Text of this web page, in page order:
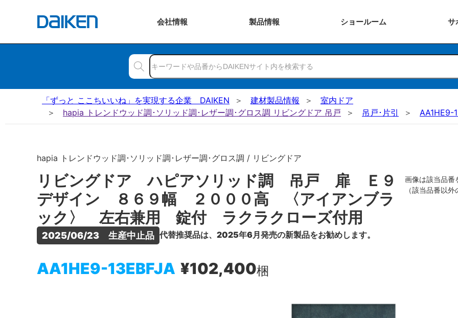
会社情報 製品情報 ショールーム サ
「ずっと ここちいいね」を実現する企業 DAIKEN 建材製品情報
室内ドア
hapia トレンドウッド調･ソリッド調･レザー調･グロス調 リビングドア 吊戸
吊戸･片引 AA1HE9-
hapia トレンドウッド調･ソリッド調･レザー調･グロス調 / リビングドア
リビングドア ハピアソリッド調 吊戸 扉 Ｅ９
デザイン ８６９幅 ２０００高 〈アイアンブラ
ック〉 左右兼用 錠付 ラクラクローズ付用
2025/06/23　生産中止品 代替推奨品は、2025年6月発売の新製品をお勧めします。
AA1HE9-13EBFJA ¥102,400梱
画像は該当品番
（該当品番以